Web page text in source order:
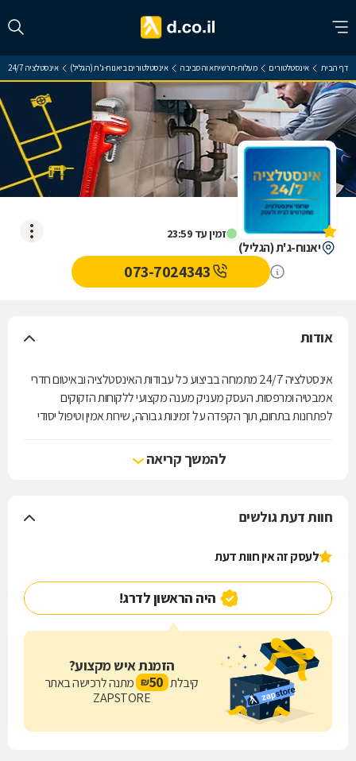
דף הבית אינסטלטורים מעלות-תרשיחא והסביבה אינסטלטורים ביאנוח-ג'ת (הגליל) אינסטלציה 24/7
זמין עד 23:59
אינסטלציה 24/7
אין עדיין חוות דעת
יאנוח-ג'ת (הגליל)
073-7024343
אודות
אינסטלציה 24/7 מתמחה בביצוע כל עבודות האינסטלציה ובאיטום חדרי
אמבטיה ומרפסות. העסק מעניק מענה מקצועי ללקוחות הזקוקים
לפתרונות בתחום, תוך הקפדה על זמינות גבוהה, שירות אמין וטיפול יסודי
הפעילות משלבת בין שירותי אינסטלציה לבין עבודות איטום, במטרה לספק
וביכולת לתת מענה בזמן הנדרש. לצד זאת, העסק מציע מחירים ללא
תחרות ומקפיד על יחס אישי לאורך כל התהליך.
אינסטלציה 24/7 מזמינה אתכם ליצור קשר ולקבל מענה מהיר, מקצועי
ואמין.
להמשך קריאה
חוות דעת גולשים
לעסק זה אין חוות דעת
היה הראשון לדרג!
הזמנת איש מקצוע?
קיבלת 50
₪ מתנה לרכישה באתר
ZAPSTORE